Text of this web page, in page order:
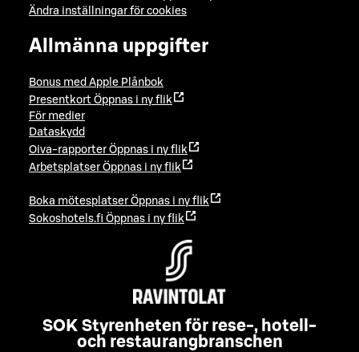
Ändra inställningar för cookies
Allmänna uppgifter
Bonus med Apple Plånbok
Presentkort Öppnas i ny flik
För medier
Dataskydd
Oiva-rapporter Öppnas i ny flik
Arbetsplatser Öppnas i ny flik
Boka mötesplatser Öppnas i ny flik
Sokoshotels.fi Öppnas i ny flik
SOK Styrenheten för rese-, hotell-
och restaurangbranschen